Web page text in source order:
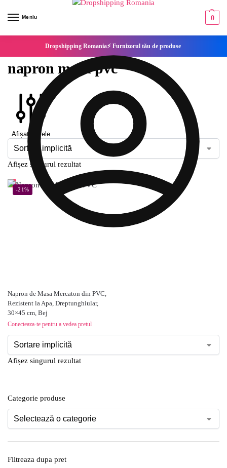
Meniu 0
Dropshipping Romania⚡ Furnizorul tău de produse
napron masa pvc
Afișați filtrele
Afișez singurul rezultat
-21%
Napron de Masa Mercaton din PVC,
Rezistent la Apa, Dreptunghiular,
30×45 cm, Bej
Conecteaza-te pentru a vedea pretul
Afișez singurul rezultat
Categorie produse
Filtreaza dupa pret